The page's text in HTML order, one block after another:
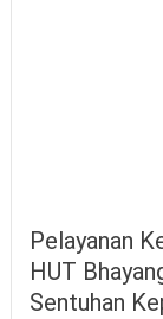
Pelayanan
HUT
Sentuhan